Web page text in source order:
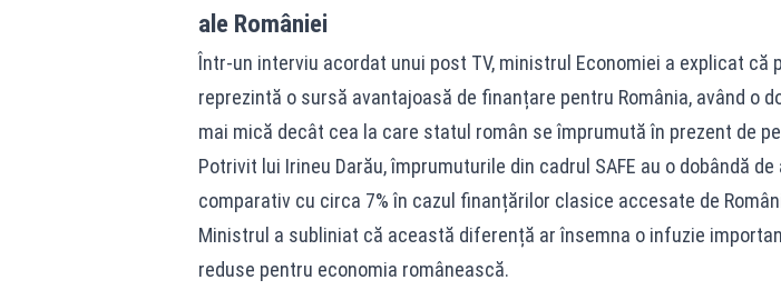
ale României
Într-un interviu acordat unui post TV, ministrul Economiei a explicat că
reprezintă o sursă avantajoasă de finanțare pentru România, având o
mai mică decât cea la care statul român se împrumută în prezent de
Potrivit lui Irineu Darău, împrumuturile din cadrul SAFE au o dobândă de
comparativ cu circa 7% în cazul finanțărilor clasice accesate de
Ministrul a subliniat că această diferență ar însemna o infuzie
reduse pentru economia românească.